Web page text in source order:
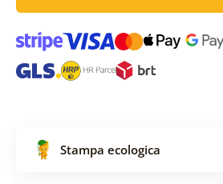
Stampa ecologica